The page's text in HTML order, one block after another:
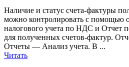
Наличие и статус счета-фактуры
можно контролировать с помощью
налогового учета по НДС и Отчет
для полученных счетов-фактур.
Отчеты — Анализ учета. В ...
Читать